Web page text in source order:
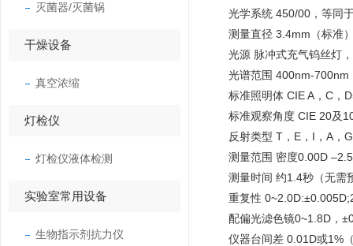
灭菌器/灭菌锅
干燥设备
真空浓缩
灯检仪
灯检仪液体检测
实验室常用设备
生物指示剂抗力仪
光学系统 450/00，等同
测量直径 3.4mm（标准
光源 脉冲式充气钨丝灯
光谱范围 400nm-
标准照明体 CIE A，C，
标准观察角度 CIE 20及
反射类型 T，E，I，A，
测量范围 密度0.00D
测量时间 约1.4秒（无需
重复性
配偏光滤色镜0~1.8D，
仪器台间差 0.01D或1%